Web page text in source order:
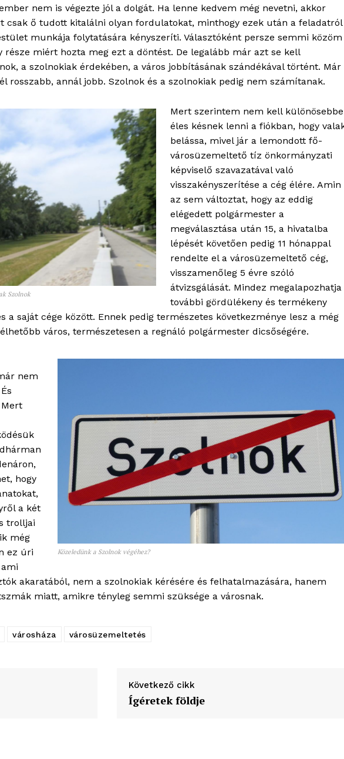
ELŐFIZETÉS
Hirdetés
nem is végezte jól a dolgát. Ha lenne kedvem még nevetni, akkor
csak ő tudott kitalálni olyan fordulatokat, minthogy ezek után a feladatról
munkája folytatására kényszeríti. Választóként persze semmi közöm
része miért hozta meg ezt a döntést. De legalább már azt se kell
a szolnokiak érdekében, a város jobbításának szándékával történt. Már
rosszabb, annál jobb. Szolnok és a szolnokiak pedig nem számítanak.
Szolnok
Mert szerintem nem kell
éles késnek lenni a fiókban, hogy
belássa, mivel jár a lemondott fő-
városüzemeltető tíz önkormányzati
képviselő szavazatával való
visszakényszerítése a cég élére. Amin
az sem változtat, hogy az eddig
elégedett polgármester a
megválasztása után 15, a hivatalba
lépését követően pedig 11 hónappal
rendelte el a városüzemeltető cég,
visszamenőleg 5 évre szóló
átvizsgálását. Mindez megalapozhatja
további gördülékeny és termékeny
a saját cége között. Ennek pedig természetes következménye lesz a még
város, természetesen a regnáló polgármester dicsőségére.
Közeledünk a Szolnok végéhez?
nem
hogy
a két
trolljai
még
ez úri
akaratából, nem a szolnokiak kérésére és felhatalmazására, hanem
miatt, amikre tényleg semmi szüksége a városnak.
városháza városüzemeltetés
Következő cikk
Ígéretek földje